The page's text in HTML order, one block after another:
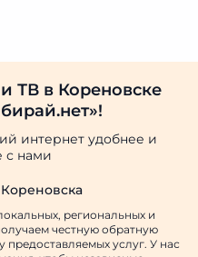
ТВ в Кореновске
интернет удобнее и
с нами
региональных и
честную обратную
предоставляемых услуг. У нас